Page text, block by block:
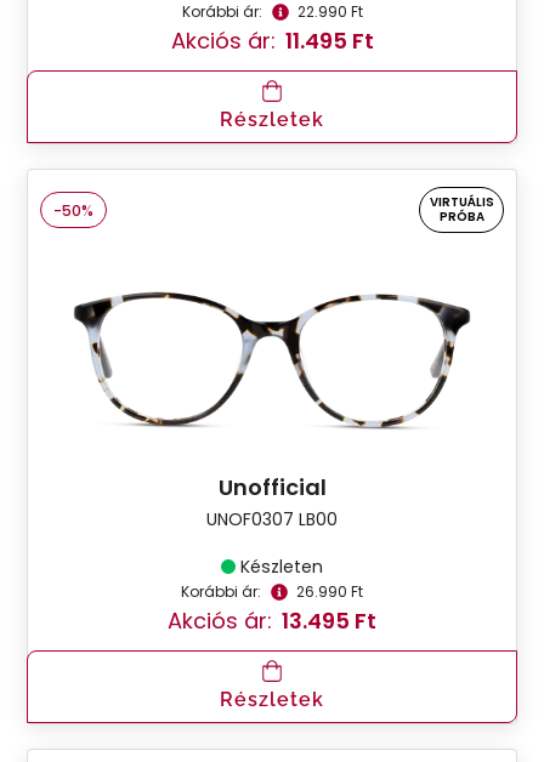
Korábbi ár: 22.990 Ft
Akciós ár: 11.495 Ft
Részletek
-50%
VIRTUÁLIS
PRÓBA
Unofficial
UNOF0307 LB00
Készleten
Korábbi ár: 26.990 Ft
Akciós ár: 13.495 Ft
Részletek